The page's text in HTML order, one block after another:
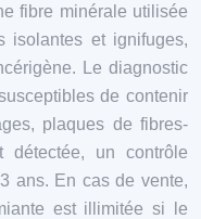
fibre minérale utilisée
isolantes et ignifuges,
Le diagnostic
de contenir
plaques de fibres-
détectée, un contrôle
ans. En cas de vente,
est illimitée si le